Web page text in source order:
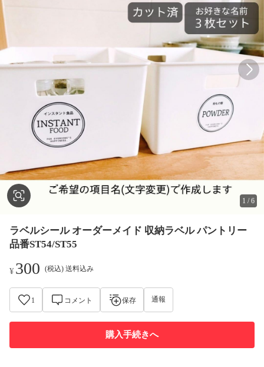
1 /6
ラベルシール オーダーメイド 収納ラベル パントリー
品番ST54/ST55
¥300 (税込) 送料込み
1 コメント 保存 通報
購入手続きへ